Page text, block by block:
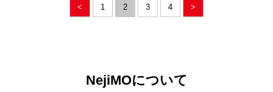
< 1 2 3 4 >
NejiMOについて